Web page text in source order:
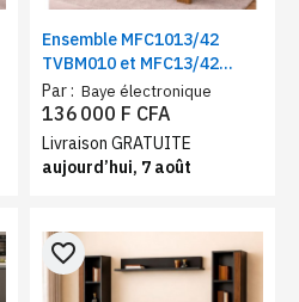
Ensemble MFC1013/42
TVBM010 et MFC13/42
TBBM06 meuble de salon –
Table téléviseur + table
basse Marron/blanc
Par : Baye électronique
136 000 F CFA
Livraison GRATUITE
aujourd’hui, 7 août
favorite_border